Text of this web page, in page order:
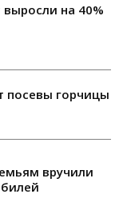
на 40%
посевы горчицы
вручили